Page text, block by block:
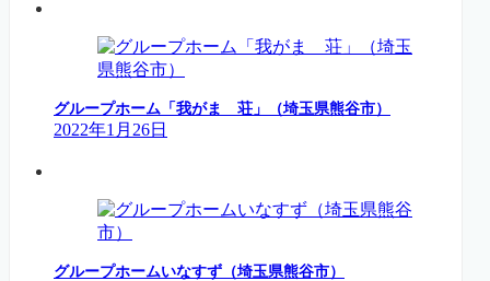
グループホーム「我がまゝ荘」（埼玉県熊谷市）
2022年1月26日
グループホームいなすず（埼玉県熊谷市）